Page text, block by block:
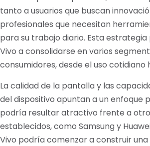
tanto a usuarios que buscan
profesionales que necesitan
para su trabajo diario. Esta
Vivo a consolidarse en varios
consumidores, desde el uso cotidiano
La calidad de la pantalla y las
del dispositivo apuntan a un enfoque
podría resultar atractivo frente a
establecidos, como Samsung y
Vivo podría comenzar a construir una